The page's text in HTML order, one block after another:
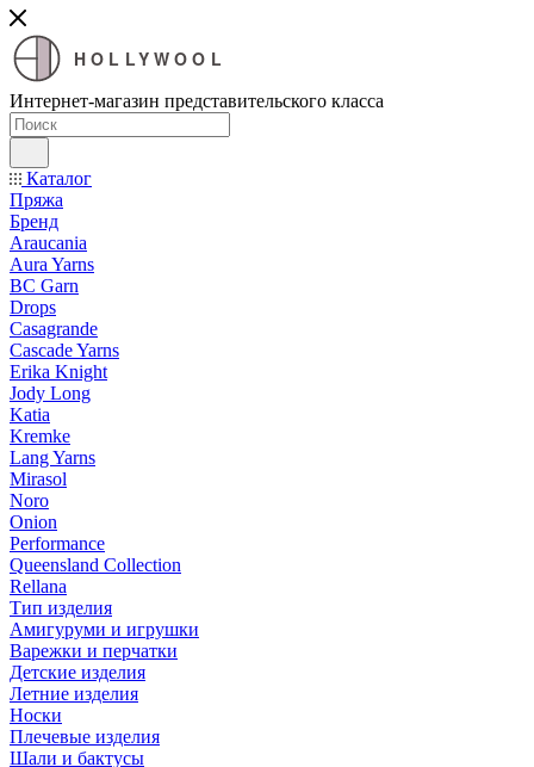
HOLLYWOOL
Интернет-магазин представительского класса
Каталог
Пряжа
Бренд
Araucania
Aura Yarns
BC Garn
Drops
Casagrande
Cascade Yarns
Erika Knight
Jody Long
Katia
Kremke
Lang Yarns
Mirasol
Noro
Onion
Performance
Queensland Collection
Rellana
Тип изделия
Амигуруми и игрушки
Варежки и перчатки
Детские изделия
Летние изделия
Носки
Плечевые изделия
Шали и бактусы